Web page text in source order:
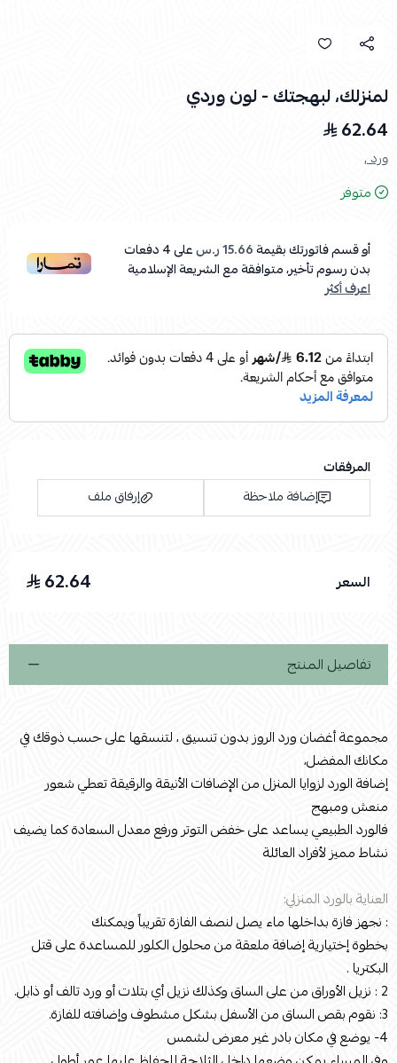
لمنزلك، لبهجتك - لون وردي
62.64
ورد ,
متوفر
أو قسم فاتورتك بقيمة15.66 ر.س على4دفعات
بدون رسوم تأخير، متوافقة مع الشريعة الإسلامية
اعرف أكثر
المرفقات
إضافة ملاحظة
إرفاق ملف
السعر 62.64
تفاصيل المنتج
‫مجموعة أغضان ورد الروز بدون تنسيق ، لتنسقها على حسب ذوقك في
مكانك المفضل، ‬
إضافة الورد لزوايا المنزل من الإضافات الأنيقة والرقيقة تعطي شعور
منعش ومبهج
فالورد الطبيعي يساعد على خفض التوتر ورفع معدل السعادة كما يضيف
نشاط مميز لأفراد العائلة
العناية بالورد المنزلي:
: نجهز فازة بداخلها ماء يصل لنصف الفازة تقريباً ويمكنك
بخطوة إختيارية إضافة ملعقة من محلول الكلور للمساعدة على قتل
البكتريا .
2 : نزيل الأوراق من على الساق وكذلك نزيل أي بتلات أو ورد تالف أو ذابل.
3: نقوم بقص الساق من الأسفل بشكل مشطوف وإضافته للفازة.
4- يوضع في مكان بادر غير معرض لشمس